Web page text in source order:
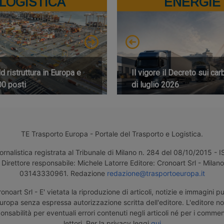
ristruttura in Europa e
posti
Il vigore il Decreto sui
di luglio 2026
TE Trasporto Europa - Portale del Trasporto e Logistica.
registrata al Tribunale di Milano n. 284 del 08/10/2015 -
responsabile: Michele Latorre Editore: Cronoart Srl -
03143330961. Redazione redazione@trasportoeuropa.it
Srl - E' vietata la riproduzione di articoli, notizie e immagini
senza espressa autorizzazione scritta dell'editore. L'editore
per eventuali errori contenuti negli articoli né per i